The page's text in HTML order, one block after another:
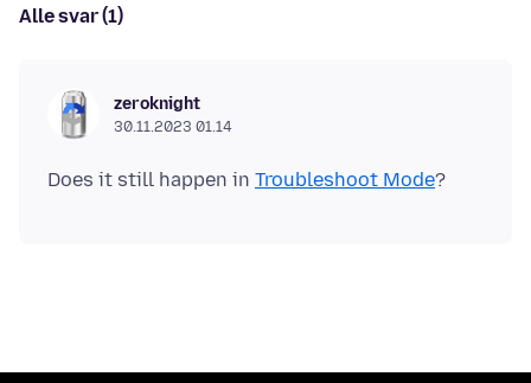
Alle svar (1)
zeroknight
30.11.2023 01.14
Does it still happen in Troubleshoot Mode